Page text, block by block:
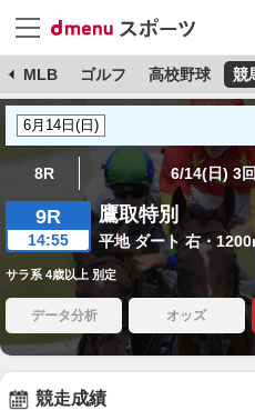
MLB ゴルフ 高校野球 競
8R 6/14(日) 3
9R
14:55
鷹取特別
平地 ダート 右・
サラ系 4歳以上 別定
データ分析 オッズ
競走成績